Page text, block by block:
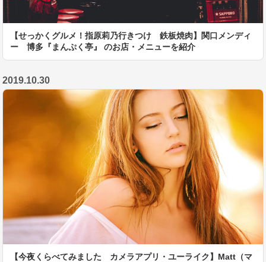
【せっかくグルメ！指原莉乃行きつけ 鉄板焼肉】関口メンディ
ー 博多『まんぷく亭』 のお店・メニューを紹介
2019.10.30
【今夜くらべてみました カメラアプリ・ユーライク】Matt（マ